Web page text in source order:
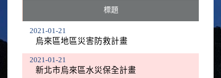
標題
烏來區地區災害防救計畫
2021-01-21
新北市烏來區水災保全計畫
2021-01-21